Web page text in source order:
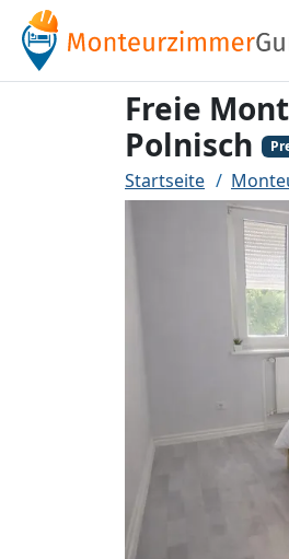
Freie
Polnisch
Startseite